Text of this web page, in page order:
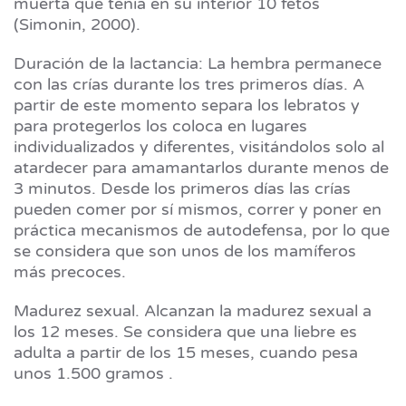
(Simonin, 2000).
Duración de la lactancia: La hembra permanece
con las crías durante los tres primeros días. A
partir de este momento separa los lebratos y
para protegerlos los coloca en lugares
individualizados y diferentes, visitándolos solo al
atardecer para amamantarlos durante menos de
3 minutos. Desde los primeros días las crías
pueden comer por sí mismos, correr y poner en
práctica mecanismos de autodefensa, por lo que
se considera que son unos de los mamíferos
más precoces.
Madurez sexual. Alcanzan la madurez sexual a
los 12 meses. Se considera que una liebre es
adulta a partir de los 15 meses, cuando pesa
unos 1.500 gramos .